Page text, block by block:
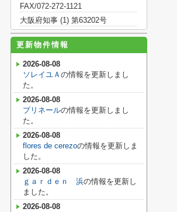
FAX/072-272-1121
大阪府知事 (1) 第63202号
更新物件情報
2026-08-08
ソレイユＡ の情報を更新しまし
た。
2026-08-08
プリネールの情報を更新しまし
た。
2026-08-08
flores de cerezoの情報を更新しま
した。
2026-08-08
ｇａｒｄｅｎ 浜の情報を更新し
ました。
2026-08-08